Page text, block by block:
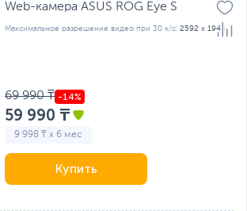
Web-камера ASUS ROG Eye S
Максимальное разрешение видео при 30 к/с: 2592 x 1944
69 990 ₸
59 990 ₸
9 998 ₸ x 6 мес
Купить